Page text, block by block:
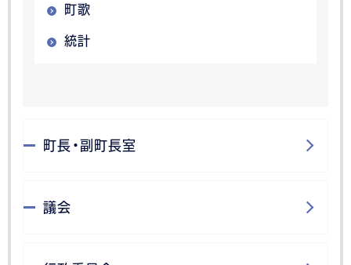
町歌
統計
町長・副町長室
議会